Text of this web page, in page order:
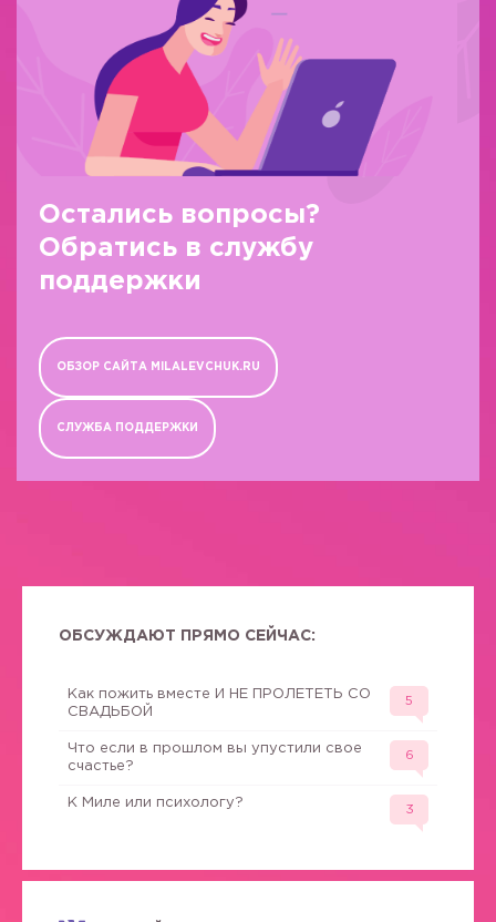
Остались вопросы?
Обратись в службу
поддержки
ОБЗОР САЙТА MILALEVCHUK.RU
СЛУЖБА ПОДДЕРЖКИ
ОБСУЖДАЮТ ПРЯМО СЕЙЧАС:
Как пожить вместе И НЕ ПРОЛЕТЕТЬ СО
СВАДЬБОЙ
5
Что если в прошлом вы упустили свое
счастье?
6
К Миле или психологу?
3